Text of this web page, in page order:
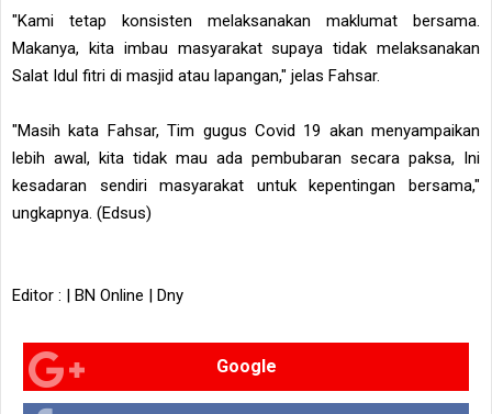
"Kami tetap konsisten melaksanakan maklumat bersama.
Makanya, kita imbau masyarakat supaya tidak melaksanakan
Salat Idul fitri di masjid atau lapangan," jelas Fahsar.
"Masih kata Fahsar, Tim gugus Covid 19 akan menyampaikan
lebih awal, kita tidak mau ada pembubaran secara paksa, Ini
kesadaran sendiri masyarakat untuk kepentingan bersama,"
ungkapnya. (Edsus)
Editor : | BN Online | Dny
Google